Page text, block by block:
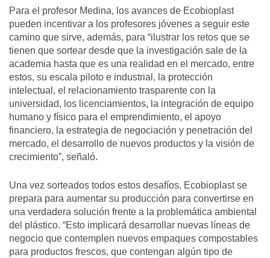
Para el profesor Medina, los avances de Ecobioplast
pueden incentivar a los profesores jóvenes a seguir este
camino que sirve, además, para “ilustrar los retos que se
tienen que sortear desde que la investigación sale de la
academia hasta que es una realidad en el mercado, entre
estos, su escala piloto e industrial, la protección
intelectual, el relacionamiento trasparente con la
universidad, los licenciamientos, la integración de equipo
humano y físico para el emprendimiento, el apoyo
financiero, la estrategia de negociación y penetración del
mercado, el desarrollo de nuevos productos y la visión de
crecimiento”, señaló.
Una vez sorteados todos estos desafíos, Ecobioplast se
prepara para aumentar su producción para convertirse en
una verdadera solución frente a la problemática ambiental
del plástico. “Esto implicará desarrollar nuevas líneas de
negocio que contemplen nuevos empaques compostables
para productos frescos, que contengan algún tipo de